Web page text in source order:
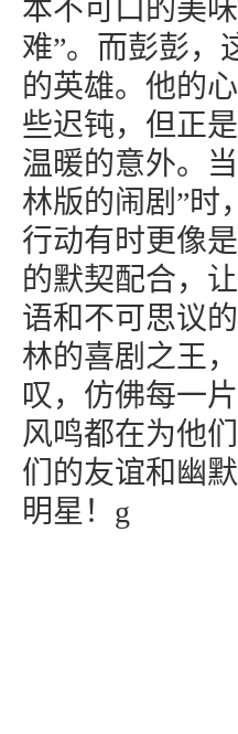
本不可口的美
难”。而彭彭，
的英雄。他的
些迟钝，但正
温暖的意外。
林版的闹剧”时
行动有时更像
的默契配合，
语和不可思议
林的喜剧之王
叹，仿佛每一
风鸣都在为他
们的友谊和幽
明星！g